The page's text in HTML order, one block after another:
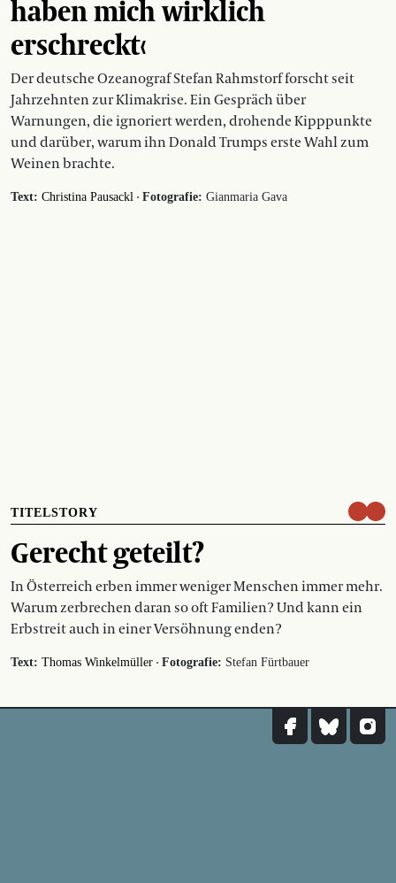
haben mich wirklich
erschreckt‹
Der deutsche Ozeanograf Stefan Rahmstorf forscht seit
Jahrzehnten zur Klimakrise. Ein Gespräch über
Warnungen, die ignoriert werden, drohende Kipppunkte
und darüber, warum ihn Donald Trumps erste Wahl zum
Weinen brachte.
Text: Christina Pausackl · Fotografie: Gianmaria Gava
TITELSTORY
Gerecht geteilt?
In Österreich erben immer weniger Menschen immer mehr.
Warum zerbrechen daran so oft Familien? Und kann ein
Erbstreit auch in einer Versöhnung enden?
Text: Thomas Winkelmüller · Fotografie: Stefan Fürtbauer